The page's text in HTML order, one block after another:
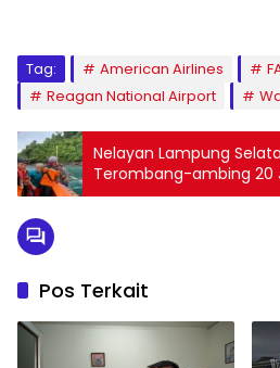
Tag: American Airlines
Reagan National Airport
Nelayan Lampung
Terombang-ambing 20
Pos Terkait